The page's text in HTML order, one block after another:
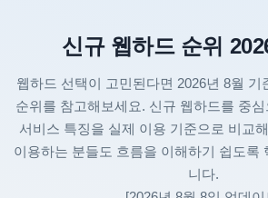
신규 웹하드 순위
웹하드 선택이 고민된다면 2026년 8월 기
순위를 참고해보세요. 신규 웹하드를 중
서비스 특징을 실제 이용 기준으로 비교
이용하는 분들도 흐름을 이해하기 쉽도록
니다.